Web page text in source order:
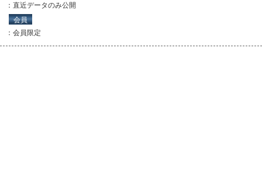
：直近データのみ公開
会員
：会員限定